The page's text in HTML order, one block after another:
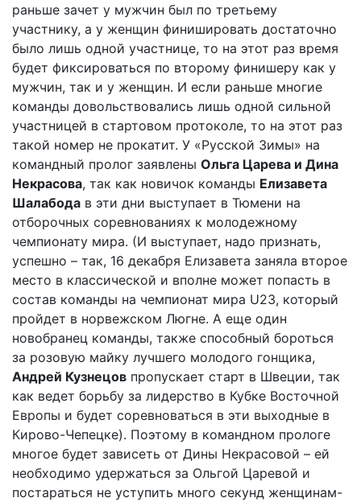
раньше зачет у мужчин был по третьему
участнику, а у женщин финишировать достаточно
было лишь одной участнице, то на этот раз время
будет фиксироваться по второму финишеру как у
мужчин, так и у женщин. И если раньше многие
команды довольствовались лишь одной сильной
участницей в стартовом протоколе, то на этот раз
такой номер не прокатит. У «Русской Зимы» на
командный пролог заявлены Ольга Царева и Дина
Некрасова, так как новичок команды Елизавета
Шалабода в эти дни выступает в Тюмени на
отборочных соревнованиях к молодежному
чемпионату мира. (И выступает, надо признать,
успешно – так, 16 декабря Елизавета заняла второе
место в классической и вполне может попасть в
состав команды на чемпионат мира U23, который
пройдет в норвежском Люгне. А еще один
новобранец команды, также способный бороться
за розовую майку лучшего молодого гонщика,
Андрей Кузнецов пропускает старт в Швеции, так
как ведет борьбу за лидерство в Кубке Восточной
Европы и будет соревноваться в эти выходные в
Кирово-Чепецке). Поэтому в командном прологе
многое будет зависеть от Дины Некрасовой – ей
необходимо удержаться за Ольгой Царевой и
постараться не уступить много секунд женщинам-